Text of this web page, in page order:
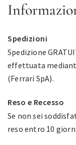
Spedizioni
Spedizione
effettuata
(Ferrari SpA).
Reso e Recesso
Se non sei
reso entro 10